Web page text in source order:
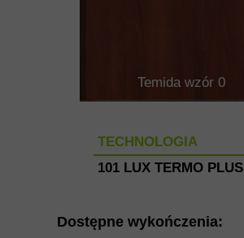
Dostępne wykończenia:
101 LUX TERMO PLUS
TECHNOLOGIA
Temida wzór 0